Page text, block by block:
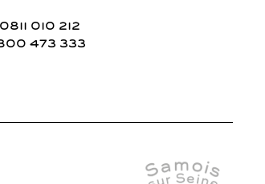
010 212
473 333